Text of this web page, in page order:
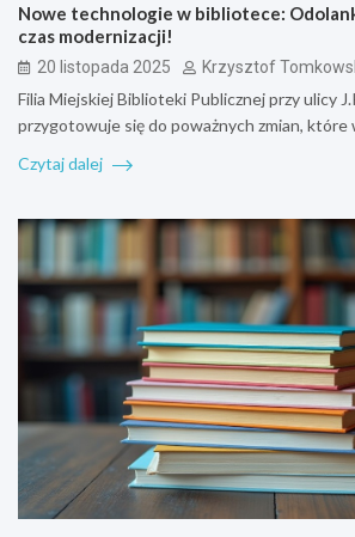
Nowe technologie w bibliotece:
czas modernizacji!
20 listopada 2025 Krzysztof
Filia Miejskiej Biblioteki Publicznej przy ulicy
przygotowuje się do poważnych zmian, które
Czytaj dalej